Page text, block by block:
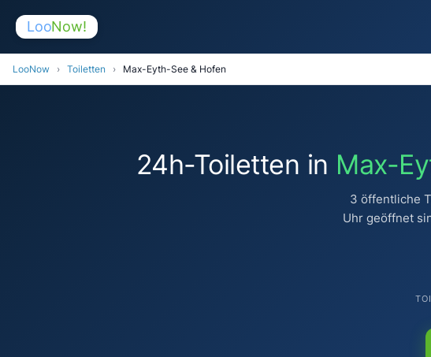
LooNow!
LooNow › Toiletten › Max-Eyth-See & Hofen
24h-Toiletten in Max-
3 öffentliche
Uhr geöffnet